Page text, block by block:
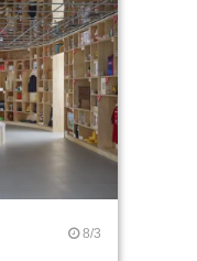
8/3